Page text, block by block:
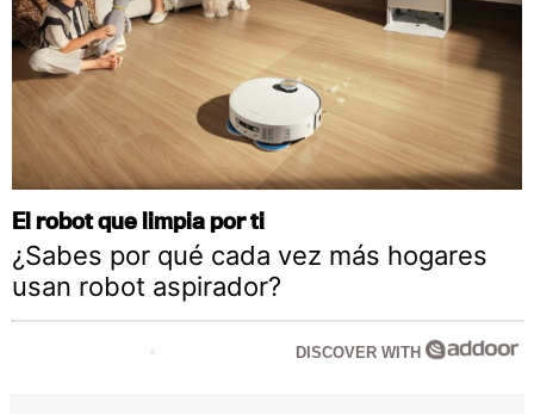
El robot que limpia por ti
¿Sabes por qué cada vez más hogares
usan robot aspirador?
DISCOVER WITH